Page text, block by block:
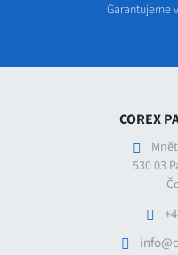
Garantujeme
COREX
530 03